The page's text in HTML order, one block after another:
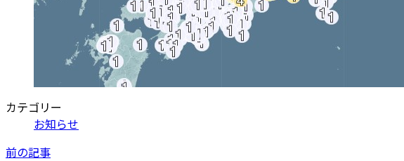
カテゴリー
お知らせ
前の記事